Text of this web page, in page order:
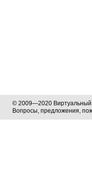
© 2009—2020
Вопросы, предложения,